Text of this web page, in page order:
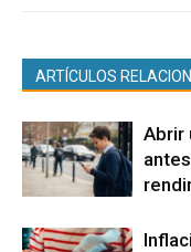
ARTÍCULOS
Abrir